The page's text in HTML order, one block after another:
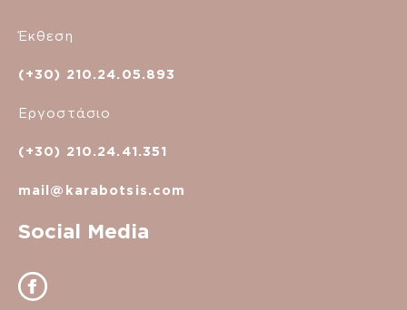
Έκθεση
(+30) 210.24.05.893
Εργοστάσιο
(+30) 210.24.41.351
mail@karabotsis.com
Social Media